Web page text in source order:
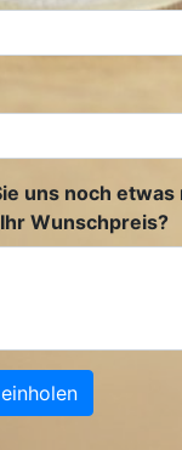
uns noch
Wunschpreis?